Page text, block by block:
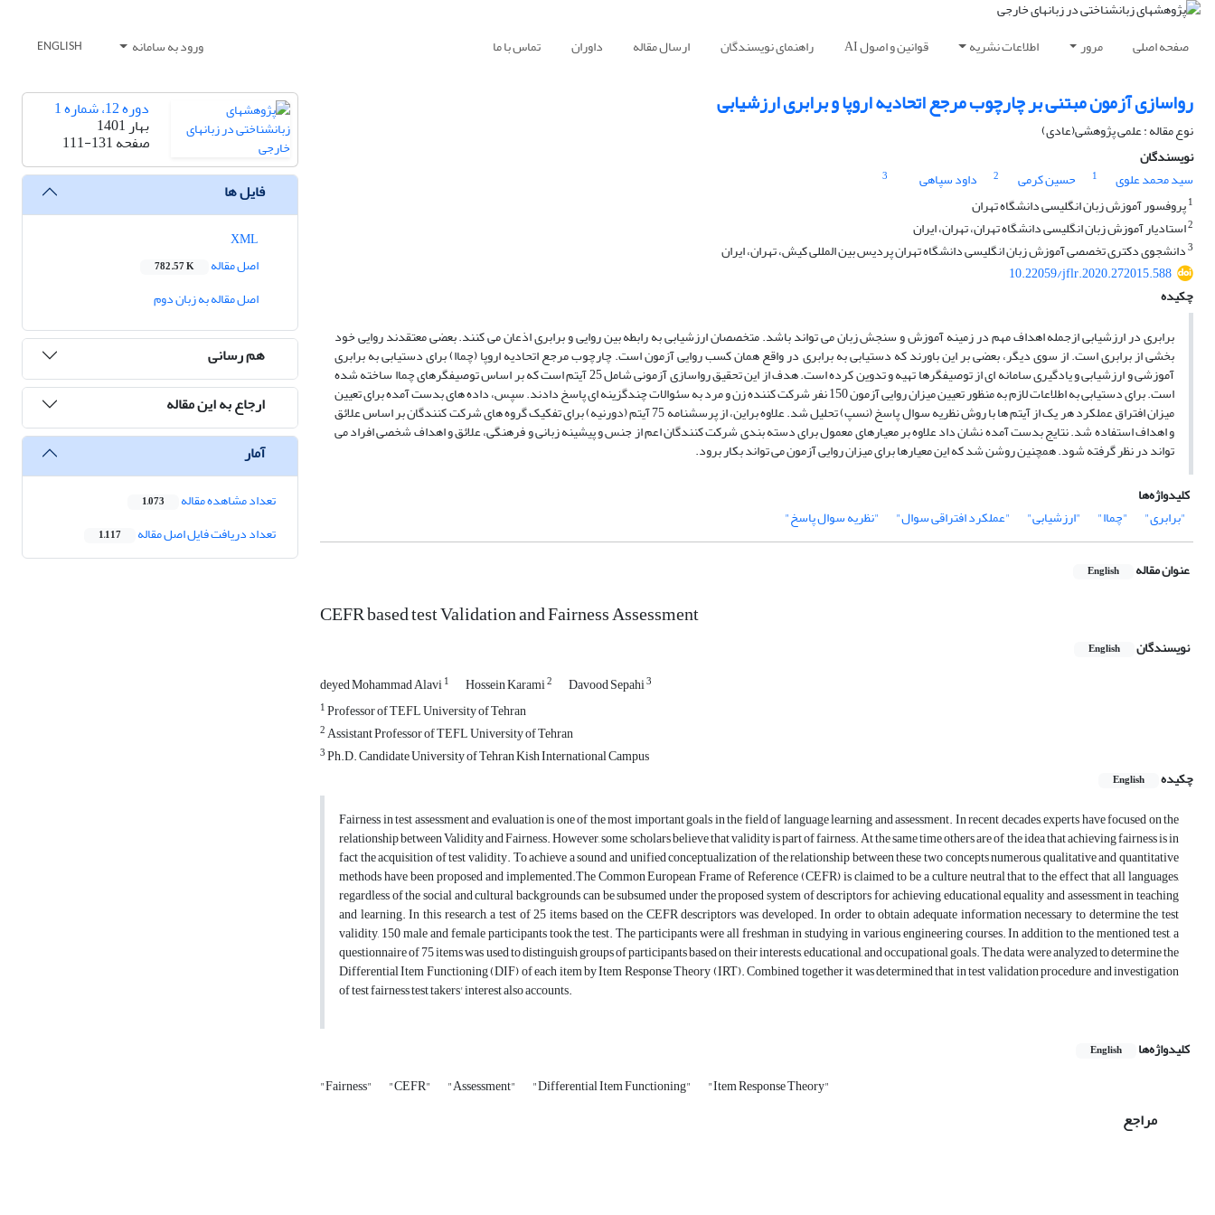
صفحه اصلی مرور اطلاعات نشریه قوانین و اصول AI راهنمای نویسندگان ارسال مقاله داوران تماس با ما ورود به سامانه ENGLISH
رواسازی آزمون مبتنی بر چارچوب مرجع اتحادیه اروپا و برابری ارزشیابی ‏
نوع مقاله : علمی پژوهشی(عادی)
نویسندگان
سید محمد علوی
1 حسین کرمی 2 داود سپاهی
3
1پروفسور آموزش زبان انگلیسی دانشگاه تهران
2استادیار آموزش زبان انگلیسی دانشگاه تهران، تهران، ایران
3دانشجوی دکتری تخصصی آموزش زبان انگلیسی دانشگاه تهران پردیس بین المللی کیش، تهران، ایران
10.22059/jflr.2020.272015.588
چکیده
برابری در ارزشیابی‎ ‎ازجمله اهداف مهم در زمینه آموزش و سنجش‏‎ ‎زبان می تواند باشد. متخصصان ارزشیابی به رابطه بین روایی و ‏برابری اذعان می کنند. بعضی معتقدند روایی خود
بخشی از برابری است. از سوی دیگر، بعضی بر این باورند که دستیابی به برابری ‏در واقع همان کسب روایی آزمون است. چارچوب مرجع اتحادیه اروپا (چماا) برای دستیابی به برابری
آموزشی و ارزشیابی و یادگیری ‏سامانه ای از توصیفگرها تهیه و تدوین کرده است. هدف از این تحقیق رواسازی آزمونی شامل 25 آیتم است که بر اساس ‏توصیفگرهای چماا ساخته شده
است. برای دستیابی به اطلاعات لازم به منظور تعیین میزان روایی آزمون 150 نفر شرکت کننده زن ‏و مرد به سئوالات چندگزینه ای پاسخ دادند. سپس، داده های بدست آمده برای تعیین
میزان افتراق عملکرد هر یک از آیتم ها با ‏روش نظریه سوال پاسخ (نسپ) تحلیل شد. علاوه براین، از پرسشنامه 75 آیتم (دورنیه) برای تفکیک گروه های شرکت کنندگان بر ‏اساس علائق
و اهداف استفاده شد‎.‎‏ نتایج بدست آمده نشان داد علاوه بر معیارهای معمول برای دسته بندی شرکت کنندگان اعم از ‏جنس و پیشینه زبانی و فرهنگی، علائق و اهداف شخصی افراد می
تواند در نظر گرفته شود. همچنین روشن شد که این معیارها ‏برای میزان روایی آزمون می تواند بکار برود.‏
کلیدواژه‌ها
"برابری"
"چماا" "ارزشیابی" "عملکرد افتراقی سوال" "نظریه سوال پاسخ"
عنوان مقاله English
CEFR based test Validation and Fairness ‎Assessment
نویسندگان English
deyed Mohammad Alavi1 Hossein Karami2 Davood Sepahi3
1Professor of TEFL University of Tehran
2Assistant Professor of TEFL University of Tehran
3Ph.D. Candidate University of Tehran Kish International Campus
چکیده
English
Fairness in test assessment and evaluation is one of the most important goals in the field of ‎language learning and assessment. In recent decades, experts have focused ‎on the
relationship between Validity and Fairness. However, some scholars believe that validity ‎is part of fairness. At the same time others are of the idea that achieving fairness is ‎in
fact the acquisition of test validity. To achieve a sound and unified conceptualization of the relationship between these two concepts numerous qualitative and quantitative
methods have been proposed and implemented.The Common European Frame of Reference (CEFR) is claimed to be a culture neutral that to the effect that all languages,
regardless of the social and cultural backgrounds can be subsumed under the proposed system of descriptors for achieving educational equality and ‎assessment in teaching
and learning. In this research, a test of 25 items based ‎on the CEFR descriptors was developed. In order to obtain adequate information ‎necessary to determine the test
validity, 150 male and female participants took the test. The participants were all freshman in studying in various engineering courses. In addition to the mentioned test, a
questionnaire of 75 items was used to distinguish ‎groups of participants based on their interests, educational, and occupational goals. The data were analyzed to determine the
‎Differential Item Functioning (DIF) of each item by Item Response Theory ‎‎(IRT). Combined together it was determined that in test validation procedure and investigation
of test fairness test takers' interest also accounts.
کلیدواژه‌ها English
"Fairness" "CEFR" "Assessment" "Differential Item Functioning" "Item Response Theory"
مراجع
دوره 12، شماره 1
بهار 1401
صفحه111-131
فایل ها
اصل مقاله
782.57 K
اصل مقاله به زبان دوم
هم رسانی
ارجاع به این مقاله
آمار
تعداد مشاهده مقاله 1,073
تعداد دریافت فایل اصل مقاله 1,117